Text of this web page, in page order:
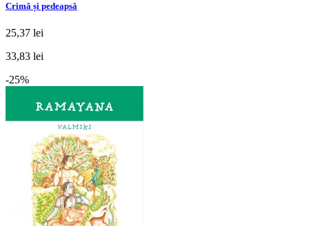
Crimă și pedeapsă
25,37 lei
33,83 lei
-25%